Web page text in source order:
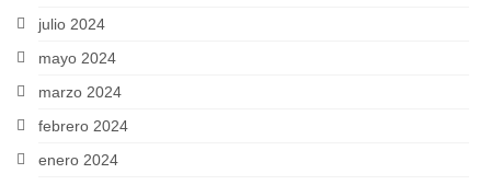
julio 2024
mayo 2024
marzo 2024
febrero 2024
enero 2024